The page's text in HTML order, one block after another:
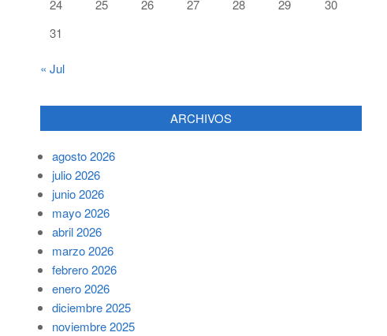
24
25 26 27 28 29
30
31
« Jul
ARCHIVOS
agosto 2026
julio 2026
junio 2026
mayo 2026
abril 2026
marzo 2026
febrero 2026
enero 2026
diciembre 2025
noviembre 2025